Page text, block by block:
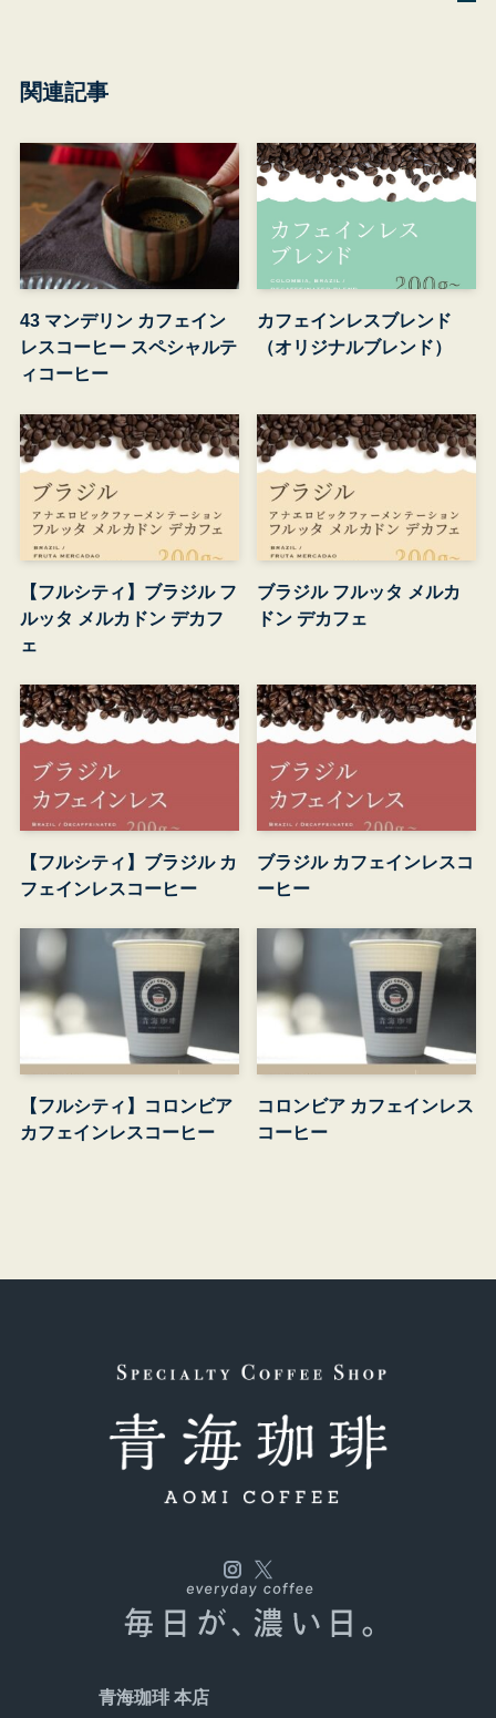
関連記事
43 マンデリン カフェイン
レスコーヒー スペシャルテ
ィコーヒー
カフェインレスブレンド
（オリジナルブレンド）
【フルシティ】ブラジル フ
ルッタ メルカドン デカフ
ェ
ブラジル フルッタ メルカ
ドン デカフェ
【フルシティ】ブラジル カ
フェインレスコーヒー
ブラジル カフェインレスコ
ーヒー
【フルシティ】コロンビア
カフェインレスコーヒー
コロンビア カフェインレス
コーヒー
青海珈琲 本店